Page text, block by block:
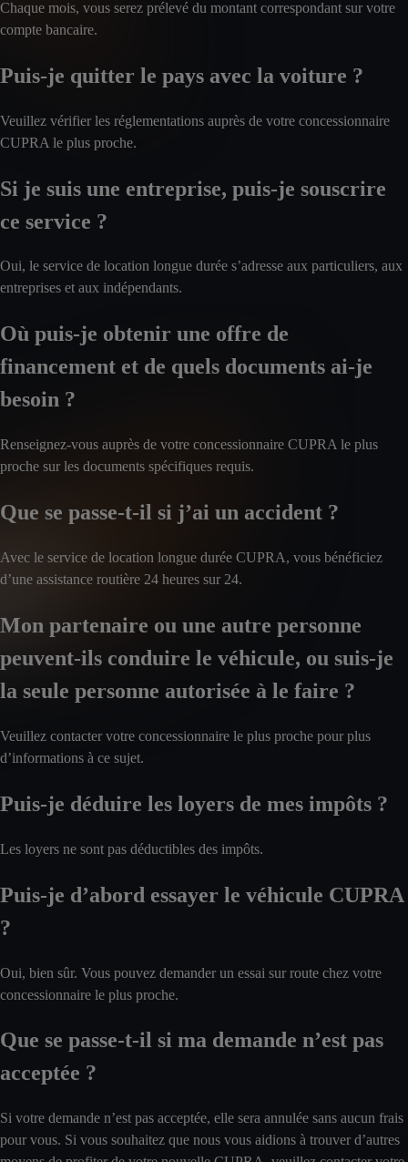
Chaque mois, vous serez prélevé du montant correspondant sur votre
compte bancaire.
Puis-je quitter le pays avec la voiture ?
Veuillez vérifier les réglementations auprès de votre concessionnaire
CUPRA le plus proche.
Si je suis une entreprise, puis-je souscrire
ce service ?
Oui, le service de location longue durée s’adresse aux particuliers, aux
entreprises et aux indépendants.
Où puis-je obtenir une offre de
financement et de quels documents ai-je
besoin ?
Renseignez-vous auprès de votre concessionnaire CUPRA le plus
proche sur les documents spécifiques requis.
Que se passe-t-il si j’ai un accident ?
Avec le service de location longue durée CUPRA, vous bénéficiez
d’une assistance routière 24 heures sur 24.
Mon partenaire ou une autre personne
peuvent-ils conduire le véhicule, ou suis-je
la seule personne autorisée à le faire ?
Veuillez contacter votre concessionnaire le plus proche pour plus
d’informations à ce sujet.
Puis-je déduire les loyers de mes impôts ?
Les loyers ne sont pas déductibles des impôts.
Puis-je d’abord essayer le véhicule CUPRA
?
Oui, bien sûr. Vous pouvez demander un essai sur route chez votre
concessionnaire le plus proche.
Que se passe-t-il si ma demande n’est pas
acceptée ?
Si votre demande n’est pas acceptée, elle sera annulée sans aucun frais
pour vous. Si vous souhaitez que nous vous aidions à trouver d’autres